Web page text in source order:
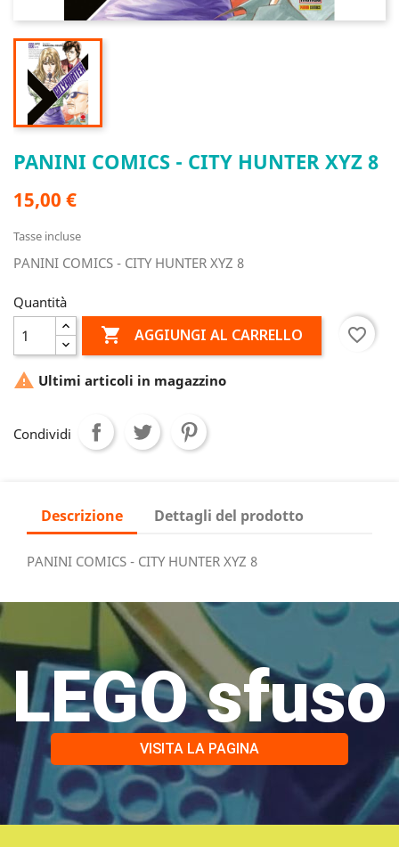
PANINI COMICS - CITY HUNTER XYZ 8
15,00 €
Tasse incluse
PANINI COMICS - CITY HUNTER XYZ 8
Quantità
 AGGIUNGI AL CARRELLO favorite_border
 Ultimi articoli in magazzino
Condividi
Descrizione Dettagli del prodotto
PANINI COMICS - CITY HUNTER XYZ 8
LEGO sfuso
VISITA LA PAGINA